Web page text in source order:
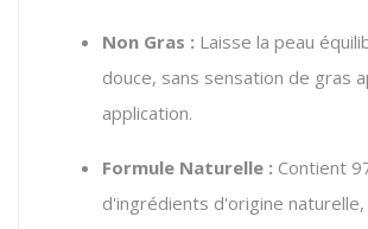
Non Gras : Laisse la peau
douce, sans sensation de gras
application.
Formule Naturelle : Contient
d'ingrédients d'origine naturelle,